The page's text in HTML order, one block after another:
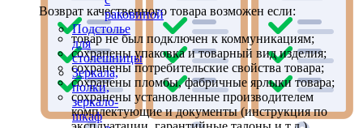
раковиной
Подстолье
для
столешницы
Зеркала,
полки,
зеркало-
шкаф
Возврат качественного товара возможен если:
товар не был подключен к коммуникациям;
сохранены упаковка и товарный вид изделия;
сохранены потребительские свойства товара;
сохранены пломбы, фабричные ярлыки товара;
сохранены установленные производителем
комплектующие и документы (инструкция по